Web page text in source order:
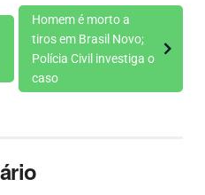
Homem é morto a
tiros em Brasil Novo;
Polícia Civil investiga o
caso